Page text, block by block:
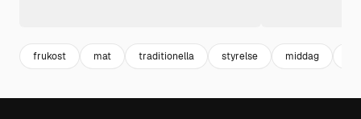
frukost mat traditionella styrelse middag